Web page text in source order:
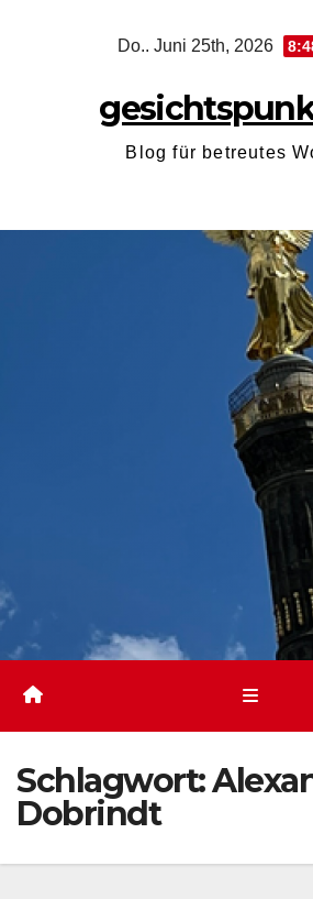
Do.. Juni 25th, 2026
Blog für betreutes
Schlagwort:
Dobrindt